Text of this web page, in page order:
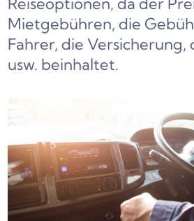
Mietgebühren, die
Fahrer, die Versicherung,
usw. beinhaltet.